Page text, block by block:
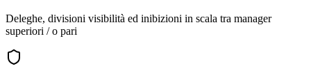
Deleghe, divisioni visibilità ed inibizioni in scala tra manager
superiori / o pari